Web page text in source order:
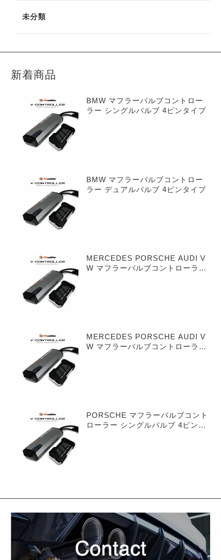
未分類
新着商品
BMW マフラーバルブコントロー
ラー シングルバルブ 4ピンタイプ
BMW マフラーバルブコントロー
ラー デュアルバルブ 4ピンタイプ
MERCEDES PORSCHE AUDI V
W マフラーバルブコントローラー
MERCEDES PORSCHE AUDI V
W マフラーバルブコントローラー
PORSCHE マフラーバルブコント
ローラー シングルバルブ 4ピンタ